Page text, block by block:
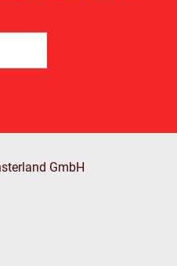
GmbH